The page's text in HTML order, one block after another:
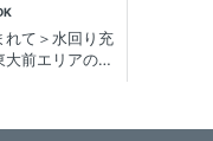
れて＞水回り充
前エリアの高